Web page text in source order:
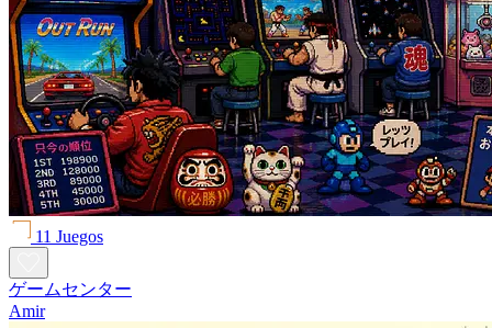
11 Juegos
ゲームセンター
Amir